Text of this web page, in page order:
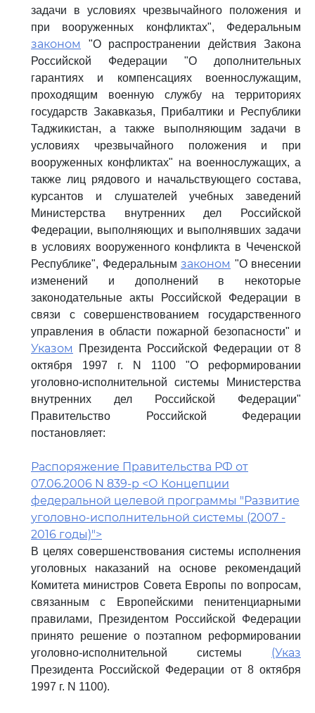
задачи в условиях чрезвычайного положения и
при вооруженных конфликтах", Федеральным
законом
"О распространении действия Закона
Российской Федерации "О дополнительных
гарантиях и компенсациях военнослужащим,
проходящим военную службу на территориях
государств Закавказья, Прибалтики и Республики
Таджикистан, а также выполняющим задачи в
условиях чрезвычайного положения и при
вооруженных конфликтах" на военнослужащих, а
также лиц рядового и начальствующего состава,
курсантов и слушателей учебных заведений
Министерства внутренних дел Российской
Федерации, выполняющих и выполнявших задачи
в условиях вооруженного конфликта в Чеченской
Республике", Федеральным законом "О внесении
изменений и дополнений в некоторые
законодательные акты Российской Федерации в
связи с совершенствованием государственного
управления в области пожарной безопасности" и
Указом
Президента Российской Федерации от 8
октября 1997 г. N 1100 "О реформировании
уголовно-исполнительной системы Министерства
внутренних дел Российской Федерации"
Правительство Российской Федерации
постановляет:
Распоряжение Правительства РФ от
07.06.2006 N 839-р <О Концепции
федеральной целевой программы "Развитие
уголовно-исполнительной системы (2007 -
2016 годы)">
В целях совершенствования системы исполнения
уголовных наказаний на основе рекомендаций
Комитета министров Совета Европы по вопросам,
связанным с Европейскими пенитенциарными
правилами, Президентом Российской Федерации
принято решение о поэтапном реформировании
уголовно-исполнительной системы (Указ
Президента Российской Федерации от 8 октября
1997 г. N 1100).